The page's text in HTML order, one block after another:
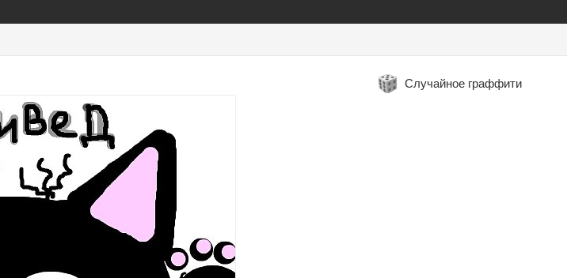
Случайное граффити